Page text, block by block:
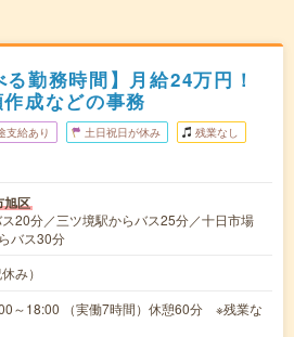
る勤務時間】月給24万円！
成などの事務
支給あり 土日祝日が休み 残業なし
旭区
20分／三ツ境駅からバス25分／十日市場
バス30分
み）
～18:00 （実働7時間）休憩60分 ※残業な